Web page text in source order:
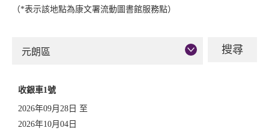
（*表示該地點為康文署流動圖書館服務點）
元朗區
收銀車1號
2026年09月28日 至
2026年10月04日